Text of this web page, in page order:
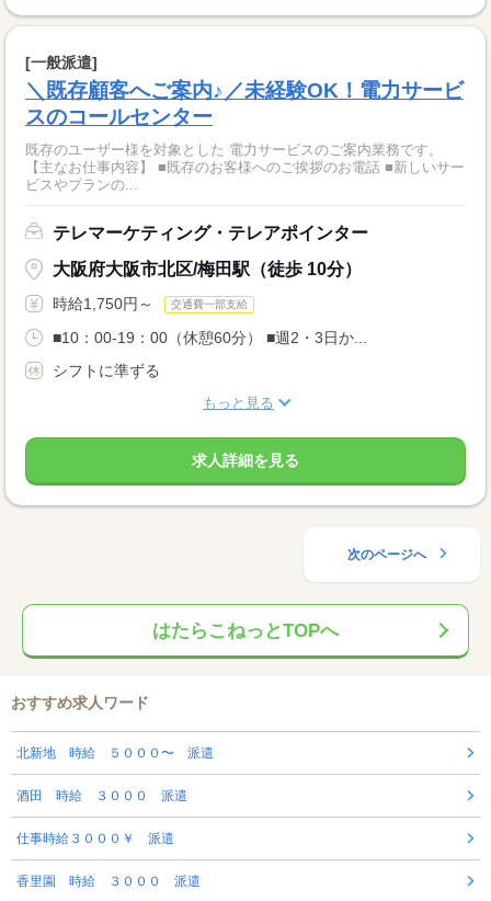
[一般派遣]
＼既存顧客へご案内♪／未経験OK！電力サービ
スのコールセンター
既存のユーザー様を対象とした 電力サービスのご案内業務です。
【主なお仕事内容】 ■既存のお客様へのご挨拶のお電話 ■新しいサー
ビスやプランの...
テレマーケティング・テレアポインター
大阪府大阪市北区/梅田駅（徒歩 10分）
時給1,750円～ 交通費一部支給
■10：00-19：00（休憩60分） ■週2・3日か...
シフトに準ずる
もっと見る
求人詳細を見る
次のページへ
はたらこねっとTOPへ
おすすめ求人ワード
北新地 時給 ５０００〜 派遣
酒田 時給 ３０００ 派遣
仕事時給３０００￥ 派遣
香里園 時給 ３０００ 派遣